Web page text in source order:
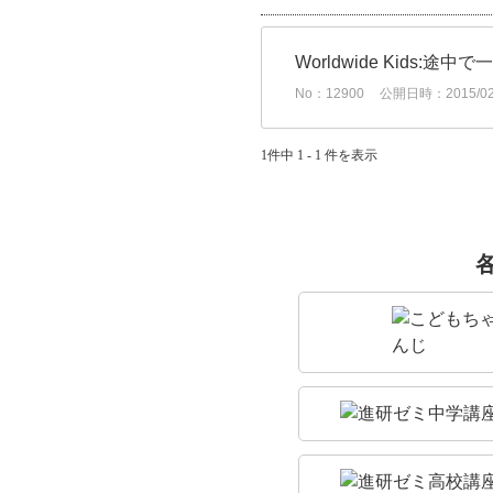
Worldwide Kids:途中で
No：12900 公開日時：2015/
1件中 1 - 1 件を表示